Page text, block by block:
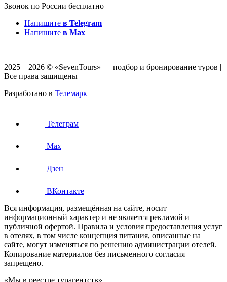
Звонок по России бесплатно
Напишите в Telegram
Напишите в Max
2025—2026 © «SevenTours» — подбор и бронирование туров |
Все права защищены
Разработано в Телемарк
Телеграм
Max
Дзен
ВКонтакте
Вся информация, размещённая на сайте, носит
информационный характер и не является рекламой и
публичной офертой. Правила и условия предоставления услуг
в отелях, в том числе концепция питания, описанные на
сайте, могут изменяться по решению администрации отелей.
Копирование материалов без письменного согласия
запрещено.
«Мы в реестре турагентств»